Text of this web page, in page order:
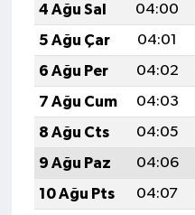
4 Ağu Sal
04:00
5 Ağu Çar
04:01
6 Ağu Per
04:02
7 Ağu Cum
04:03
8 Ağu Cts
04:05
9 Ağu Paz
04:06
10 Ağu Pts
04:07